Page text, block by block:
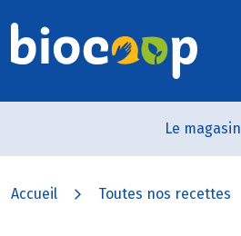
Le magasin
Accueil Toutes nos recettes